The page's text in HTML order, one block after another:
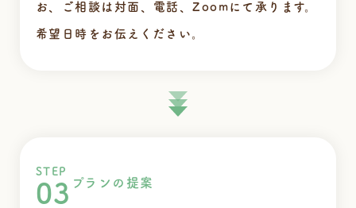
お、ご相談は対面、電話、Zoomにて承ります。
希望日時をお伝えください。
STEP
03 プランの提案